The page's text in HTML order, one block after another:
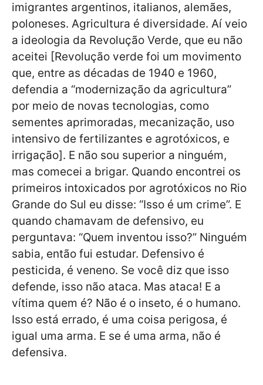
imigrantes argentinos, italianos, alemães,
poloneses. Agricultura é diversidade. Aí veio
a ideologia da Revolução Verde, que eu não
aceitei [Revolução verde foi um movimento
que, entre as décadas de 1940 e 1960,
defendia a “modernização da agricultura”
por meio de novas tecnologias, como
sementes aprimoradas, mecanização, uso
intensivo de fertilizantes e agrotóxicos, e
irrigação]. E não sou superior a ninguém,
mas comecei a brigar. Quando encontrei os
primeiros intoxicados por agrotóxicos no Rio
Grande do Sul eu disse: “Isso é um crime”. E
quando chamavam de defensivo, eu
perguntava: “Quem inventou isso?” Ninguém
sabia, então fui estudar. Defensivo é
pesticida, é veneno. Se você diz que isso
defende, isso não ataca. Mas ataca! E a
vítima quem é? Não é o inseto, é o humano.
Isso está errado, é uma coisa perigosa, é
igual uma arma. E se é uma arma, não é
defensiva.